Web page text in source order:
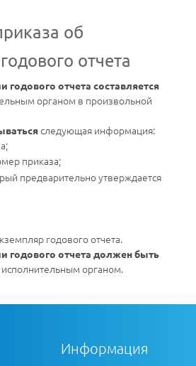
об
отчета
годового отчета составляется
органом в произвольной
следующая информация:
приказа;
предварительно утверждается
годового отчета.
годового отчета должен быть
органом.
Информация